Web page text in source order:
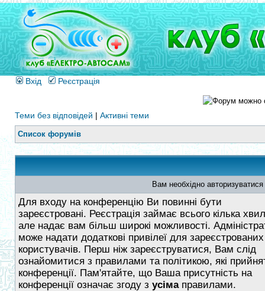
Вхід Реєстрація
Теми без відповідей | Активні теми
Список форумів
Вам необхідно
Для входу на конференцію Ви повинні бути
зареєстровані. Реєстрація займає всього кілька
але надає вам більш широкі можливості.
може надати додаткові привілеї для зареєстрованих
користувачів. Перш ніж зареєструватися, Вам слід
ознайомитися з правилами та політикою, які
конференції. Пам'ятайте, що Ваша присутність на
конференції означає згоду з усімаправилами.